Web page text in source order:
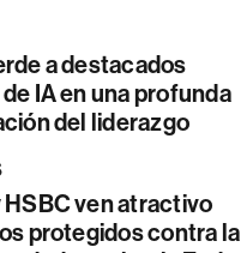
a destacados
IA en una profunda
del liderazgo
ven atractivo
protegidos contra la